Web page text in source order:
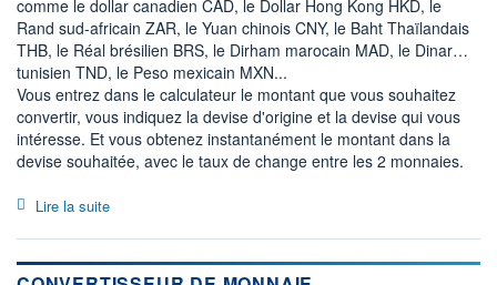
comme le dollar canadien CAD, le Dollar Hong Kong HKD, le
Rand sud-africain ZAR, le Yuan chinois CNY, le Baht Thaïlandais
THB, le Réal brésilien BRS, le Dirham marocain MAD, le Dinar
tunisien TND, le Peso mexicain MXN...
Vous entrez dans le calculateur le montant que vous souhaitez
convertir, vous indiquez la devise d'origine et la devise qui vous
intéresse. Et vous obtenez instantanément le montant dans la
devise souhaitée, avec le taux de change entre les 2 monnaies.
Lire la suite